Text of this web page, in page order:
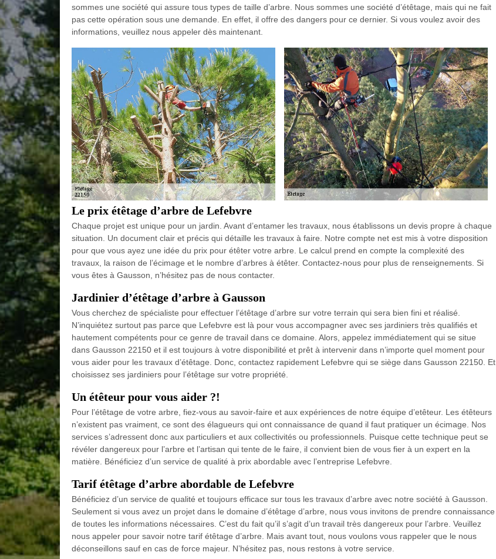
sommes une société qui assure tous types de taille d’arbre. Nous sommes une société d’étêtage, mais qui ne fait
pas cette opération sous une demande. En effet, il offre des dangers pour ce dernier. Si vous voulez avoir des
informations, veuillez nous appeler dès maintenant.
Le prix étêtage d’arbre de Lefebvre
Chaque projet est unique pour un jardin. Avant d’entamer les travaux, nous établissons un devis propre à chaque
situation. Un document clair et précis qui détaille les travaux à faire. Notre compte net est mis à votre disposition
pour que vous ayez une idée du prix pour étêter votre arbre. Le calcul prend en compte la complexité des
travaux, la raison de l’écimage et le nombre d’arbres à étêter. Contactez-nous pour plus de renseignements. Si
vous êtes à Gausson, n’hésitez pas de nous contacter.
Jardinier d’étêtage d’arbre à Gausson
Vous cherchez de spécialiste pour effectuer l’étêtage d’arbre sur votre terrain qui sera bien fini et réalisé.
N’inquiétez surtout pas parce que Lefebvre est là pour vous accompagner avec ses jardiniers très qualifiés et
hautement compétents pour ce genre de travail dans ce domaine. Alors, appelez immédiatement qui se situe
dans Gausson 22150 et il est toujours à votre disponibilité et prêt à intervenir dans n’importe quel moment pour
vous aider pour les travaux d’étêtage. Donc, contactez rapidement Lefebvre qui se siège dans Gausson 22150. Et
choisissez ses jardiniers pour l’étêtage sur votre propriété.
Un étêteur pour vous aider ?!
Pour l’étêtage de votre arbre, fiez-vous au savoir-faire et aux expériences de notre équipe d’etêteur. Les étêteurs
n’existent pas vraiment, ce sont des élagueurs qui ont connaissance de quand il faut pratiquer un écimage. Nos
services s’adressent donc aux particuliers et aux collectivités ou professionnels. Puisque cette technique peut se
révéler dangereux pour l’arbre et l’artisan qui tente de le faire, il convient bien de vous fier à un expert en la
matière. Bénéficiez d’un service de qualité à prix abordable avec l’entreprise Lefebvre.
Tarif étêtage d’arbre abordable de Lefebvre
Bénéficiez d’un service de qualité et toujours efficace sur tous les travaux d’arbre avec notre société à Gausson.
Seulement si vous avez un projet dans le domaine d’étêtage d’arbre, nous vous invitons de prendre connaissance
de toutes les informations nécessaires. C’est du fait qu’il s’agit d’un travail très dangereux pour l’arbre. Veuillez
nous appeler pour savoir notre tarif étêtage d’arbre. Mais avant tout, nous voulons vous rappeler que le nous
déconseillons sauf en cas de force majeur. N’hésitez pas, nous restons à votre service.